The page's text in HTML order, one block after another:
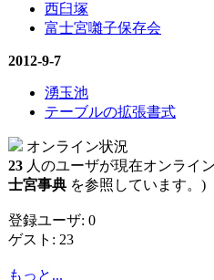
西臼塚
富士宮囃子保存会
2012-9-7
湧玉池
テーブルの拡張書式
オンライン状況
23 人のユーザが現在オンライ
士宮事典 を参照しています。)
登録ユーザ: 0
ゲスト: 23
もっと...